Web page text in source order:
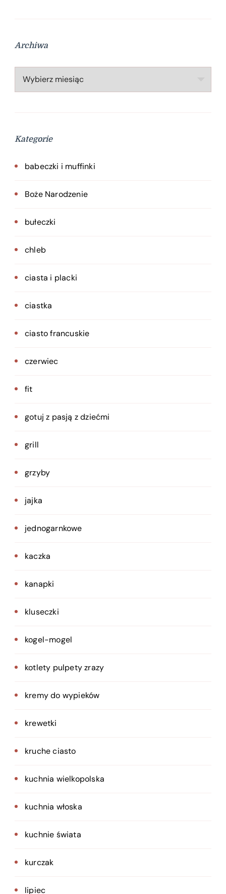
Archiwa
Archiwa
Kategorie
babeczki i muffinki
Boże Narodzenie
bułeczki
chleb
ciasta i placki
ciastka
ciasto francuskie
czerwiec
fit
gotuj z pasją z dziećmi
grill
grzyby
jajka
jednogarnkowe
kaczka
kanapki
kluseczki
kogel-mogel
kotlety pulpety zrazy
kremy do wypieków
krewetki
kruche ciasto
kuchnia wielkopolska
kuchnia włoska
kuchnie świata
kurczak
lipiec